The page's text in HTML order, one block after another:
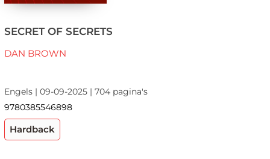
SECRET OF SECRETS
DAN BROWN
Engels | 09-09-2025 | 704 pagina's
9780385546898
Hardback